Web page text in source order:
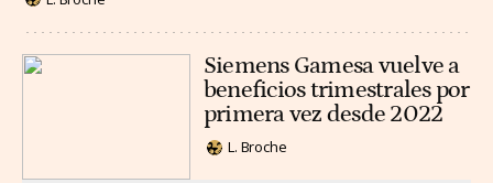
Siemens Gamesa vuelve a
beneficios trimestrales por
primera vez desde 2022
L. Broche